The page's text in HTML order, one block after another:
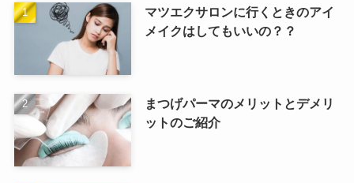
マツエクサロンに行くときのアイ
メイクはしてもいいの？？
まつげパーマのメリットとデメリ
ットのご紹介